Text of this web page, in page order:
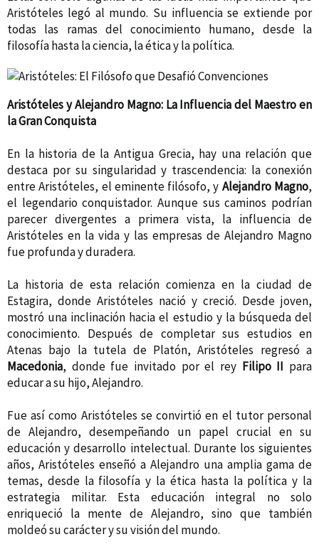
Aristóteles legó al mundo. Su influencia se extiende por
todas las ramas del conocimiento humano, desde la
filosofía hasta la ciencia, la ética y la política.
Aristóteles y Alejandro Magno: La Influencia del Maestro en
la Gran Conquista
En la historia de la Antigua Grecia, hay una relación que
destaca por su singularidad y trascendencia: la conexión
entre Aristóteles, el eminente filósofo, y Alejandro Magno,
el legendario conquistador. Aunque sus caminos podrían
parecer divergentes a primera vista, la influencia de
Aristóteles en la vida y las empresas de Alejandro Magno
fue profunda y duradera.
La historia de esta relación comienza en la ciudad de
Estagira, donde Aristóteles nació y creció. Desde joven,
mostró una inclinación hacia el estudio y la búsqueda del
conocimiento. Después de completar sus estudios en
Atenas bajo la tutela de Platón, Aristóteles regresó a
Macedonia, donde fue invitado por el rey Filipo II para
educar a su hijo, Alejandro.
Fue así como Aristóteles se convirtió en el tutor personal
de Alejandro, desempeñando un papel crucial en su
educación y desarrollo intelectual. Durante los siguientes
años, Aristóteles enseñó a Alejandro una amplia gama de
temas, desde la filosofía y la ética hasta la política y la
estrategia militar. Esta educación integral no solo
enriqueció la mente de Alejandro, sino que también
moldeó su carácter y su visión del mundo.